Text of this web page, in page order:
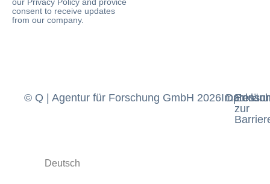
consent to receive updates
from our company.
© Q | Agentur für Forschung GmbH 2026
zur
Deutsch
English